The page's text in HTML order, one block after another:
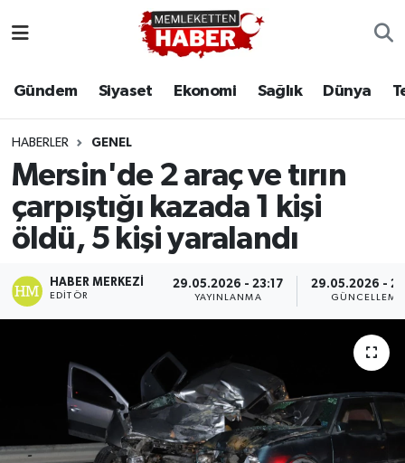
Gündem Siyaset Ekonomi Sağlık Dünya
HABERLER GENEL
Mersin'de 2 araç ve tırın
çarpıştığı kazada 1 kişi
öldü, 5 kişi yaralandı
HABER MERKEZI
EDITÖR
29.05.2026 - 23:17
YAYINLANMA
29.05.2026 -
GÜNCELLEME